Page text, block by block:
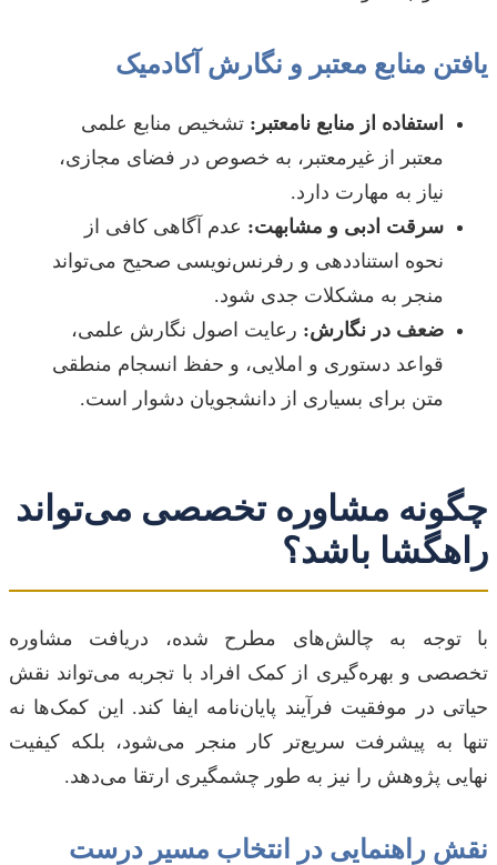
یافتن منابع معتبر و نگارش آکادمیک
استفاده از منابع نامعتبر: تشخیص منابع علمی
معتبر از غیرمعتبر، به خصوص در فضای مجازی،
نیاز به مهارت دارد.
سرقت ادبی و مشابهت: عدم آگاهی کافی از
نحوه استناددهی و رفرنس‌نویسی صحیح می‌تواند
منجر به مشکلات جدی شود.
ضعف در نگارش: رعایت اصول نگارش علمی،
قواعد دستوری و املایی، و حفظ انسجام منطقی
متن برای بسیاری از دانشجویان دشوار است.
چگونه مشاوره تخصصی می‌تواند
راهگشا باشد؟
با توجه به چالش‌های مطرح شده، دریافت مشاوره
تخصصی و بهره‌گیری از کمک افراد با تجربه می‌تواند نقش
حیاتی در موفقیت فرآیند پایان‌نامه ایفا کند. این کمک‌ها نه
تنها به پیشرفت سریع‌تر کار منجر می‌شود، بلکه کیفیت
نهایی پژوهش را نیز به طور چشمگیری ارتقا می‌دهد.
نقش راهنمایی در انتخاب مسیر درست